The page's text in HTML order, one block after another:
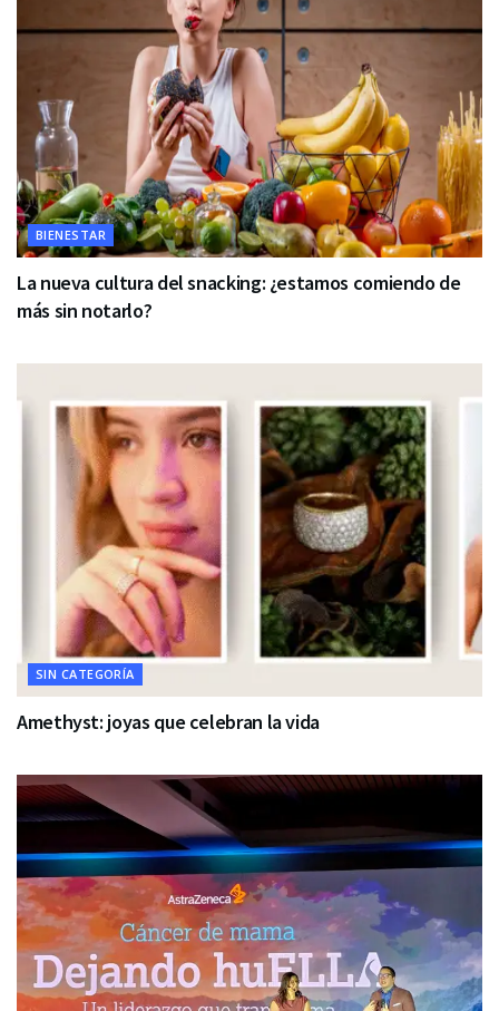
BIENESTAR
La nueva cultura del snacking: ¿estamos comiendo de
más sin notarlo?
SIN CATEGORÍA
Amethyst: joyas que celebran la vida